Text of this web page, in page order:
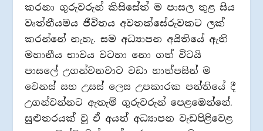
කරනා ගුරුවරුන් කිසිසේත් ම පාසල තුළ සිය
වෘත්තීයමය ජීවිතය අවතක්සේරුවකට ලක්
කරන්නේ නැහැ. සම අධ්‍යාපන අයිතියේ ඇති
මහානීය භාවය වටහා නො ගත් විටයි
පාසලේ උගන්වනවාට වඩා හාත්පසින් ම
වෙනස් සහ උසස් ලෙස උපකාරක පන්තියේ දී
උගන්වන්නට ඇතැම් ගුරුවරුන් පෙළඹෙන්නේ.
සුළුතරයක් වූ ඒ අයත් අධ්‍යාපන වැඩපිළිවෙළ